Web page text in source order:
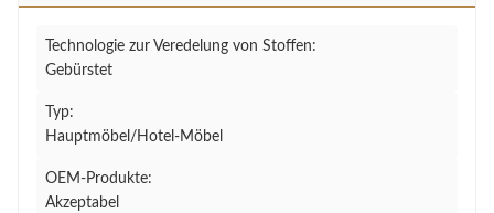
Technologie zur Veredelung von Stoffen:
Gebürstet
Typ:
Hauptmöbel/Hotel-Möbel
OEM-Produkte:
Akzeptabel